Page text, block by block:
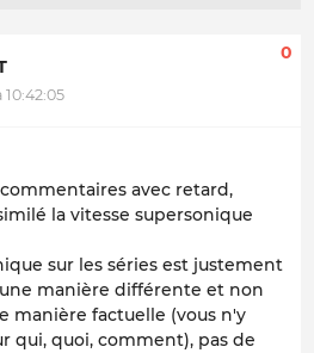
0
avec retard,
la vitesse supersonique
sur les séries est justement
manière différente et non
manière factuelle (vous n'y
qui, quoi, comment), pas de